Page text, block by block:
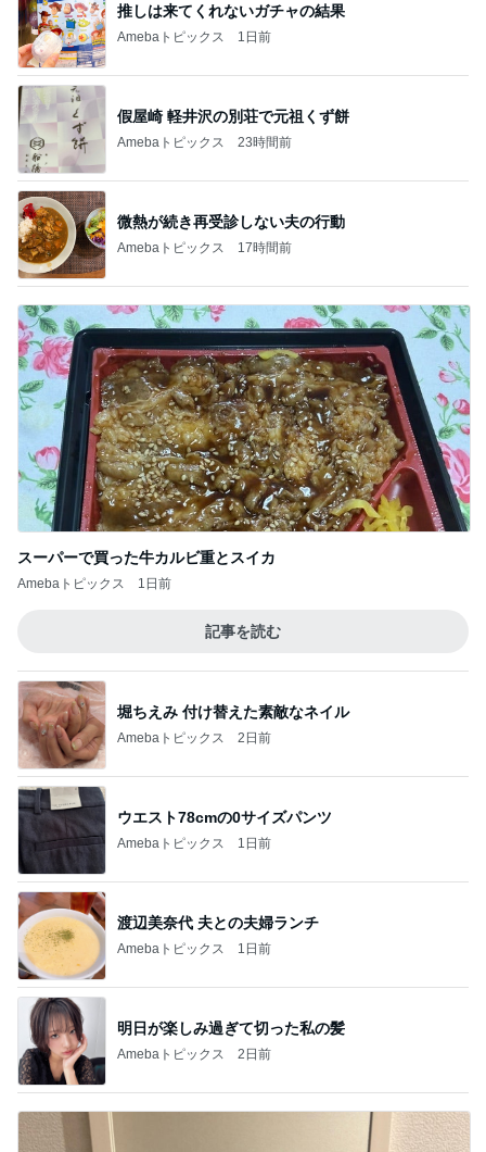
推しは来てくれないガチャの結果
Amebaトピックス 1日前
假屋崎 軽井沢の別荘で元祖くず餅
Amebaトピックス 23時間前
微熱が続き再受診しない夫の行動
Amebaトピックス 17時間前
スーパーで買った牛カルビ重とスイカ
Amebaトピックス 1日前
記事を読む
堀ちえみ 付け替えた素敵なネイル
Amebaトピックス 2日前
ウエスト78cmの0サイズパンツ
Amebaトピックス 1日前
渡辺美奈代 夫との夫婦ランチ
Amebaトピックス 1日前
明日が楽しみ過ぎて切った私の髪
Amebaトピックス 2日前